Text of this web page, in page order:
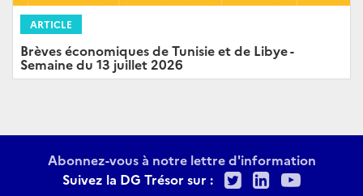
ARTICLE
Brèves économiques de Tunisie et de Libye -
Semaine du 13 juillet 2026
Abonnez-vous à notre lettre d'information
Suivez la DG Trésor sur :
TwitterLinkedIn